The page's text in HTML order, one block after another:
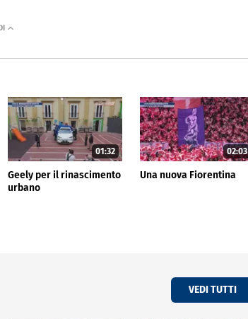
01:32
Geely per il rinascimento
urbano
02:03
Una nuova Fiorentina
VEDI TUTTI